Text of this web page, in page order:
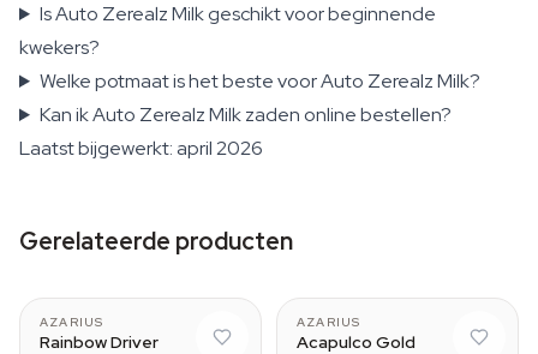
Is Auto Zerealz Milk geschikt voor beginnende
kwekers?
Welke potmaat is het beste voor Auto Zerealz Milk?
Kan ik Auto Zerealz Milk zaden online bestellen?
Laatst bijgewerkt: april 2026
Gerelateerde producten
AZARIUS
Rainbow Driver
AZARIUS
Acapulco Gold